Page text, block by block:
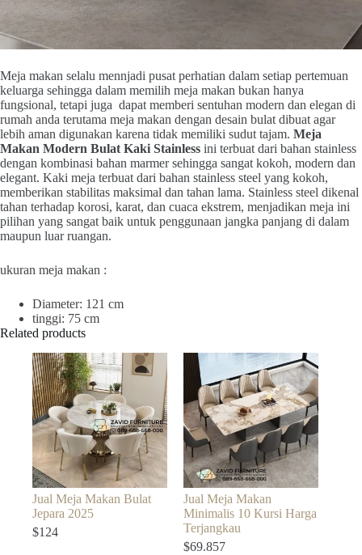
Meja makan selalu mennjadi pusat perhatian dalam setiap pertemuan
keluarga sehingga dalam memilih meja makan bukan hanya
fungsional, tetapi juga dapat memberi sentuhan modern dan elegan di
rumah anda terutama meja makan dengan desain bulat dibuat agar
lebih aman digunakan karena tidak memiliki sudut tajam. Meja
Makan Modern Bulat Kaki Stainless ini terbuat dari bahan stainless
dengan kombinasi bahan marmer sehingga sangat kokoh, modern dan
elegant. Kaki meja terbuat dari bahan stainless steel yang kokoh,
memberikan stabilitas maksimal dan tahan lama. Stainless steel dikenal
tahan terhadap korosi, karat, dan cuaca ekstrem, menjadikan meja ini
pilihan yang sangat baik untuk penggunaan jangka panjang di dalam
maupun luar ruangan.
ukuran meja makan :
Diameter: 121 cm
tinggi: 75 cm
Related products
Jual Meja Makan Bulat
Jepara 2025
$124
Jual Meja Makan
Minimalis 10 Kursi Harga
Terjangkau
$69.857